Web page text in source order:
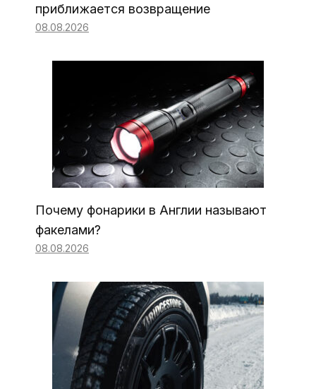
приближается возвращение
08.08.2026
Почему фонарики в Англии называют
факелами?
08.08.2026